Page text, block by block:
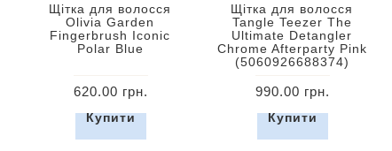
Щітка для волосся
Olivia Garden
Fingerbrush Iconic
Polar Blue
620.00 грн.
Купити
Щітка для волосся
Tangle Teezer The
Ultimate Detangler
Chrome Afterparty Pink
(5060926688374)
990.00 грн.
Купити